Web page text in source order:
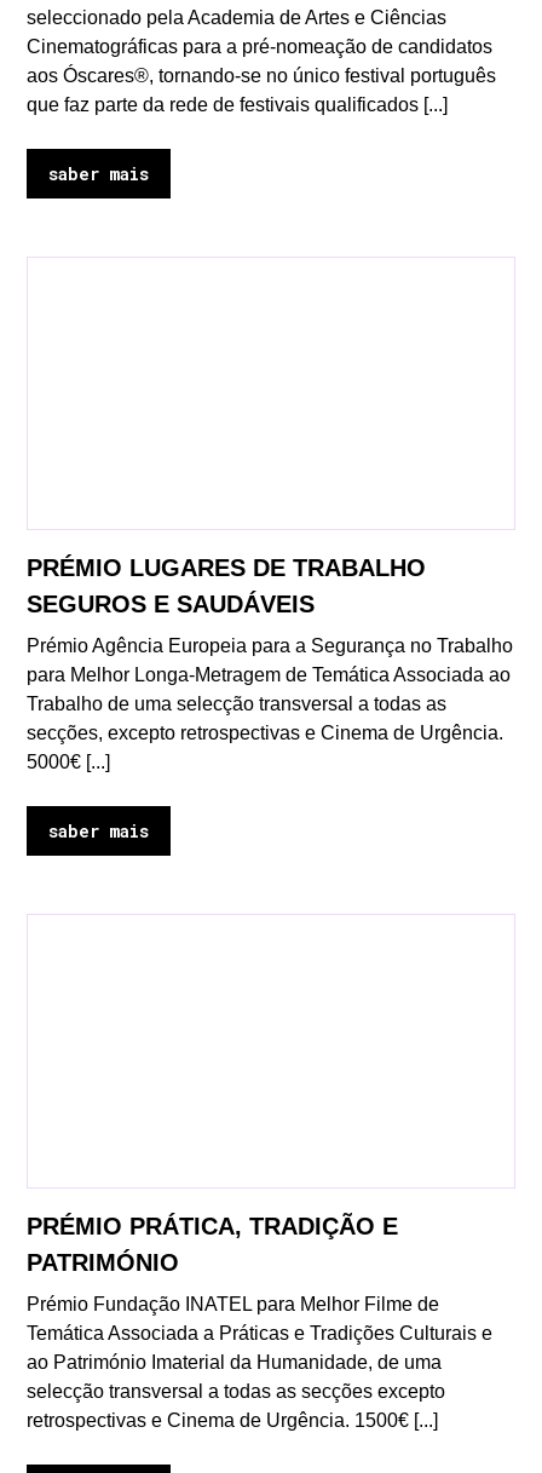
seleccionado pela Academia de Artes e Ciências
Cinematográficas para a pré-nomeação de candidatos
aos Óscares®, tornando-se no único festival português
que faz parte da rede de festivais qualificados [...]
saber mais
PRÉMIO LUGARES DE TRABALHO
SEGUROS E SAUDÁVEIS
Prémio Agência Europeia para a Segurança no Trabalho
para Melhor Longa-Metragem de Temática Associada ao
Trabalho de uma selecção transversal a todas as
secções, excepto retrospectivas e Cinema de Urgência.
5000€ [...]
saber mais
PRÉMIO PRÁTICA, TRADIÇÃO E
PATRIMÓNIO
Prémio Fundação INATEL para Melhor Filme de
Temática Associada a Práticas e Tradições Culturais e
ao Património Imaterial da Humanidade, de uma
selecção transversal a todas as secções excepto
retrospectivas e Cinema de Urgência. 1500€ [...]